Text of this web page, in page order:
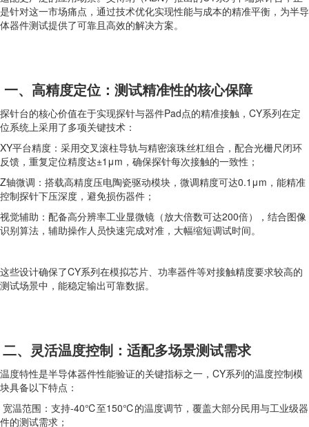
是针对这一市场痛点，通过技术优化实现性能与成本的精准平衡，为半导
体器件测试提供了可靠且高效的解决方案。
一、高精度定位：测试精准性的核心保障
探针台的核心价值在于实现探针与器件Pad点的精准接触，CY系列在定
位系统上采用了多项关键技术：
XY平台精度：采用交叉滚柱导轨与精密滚珠丝杠组合，配合光栅尺闭环
反馈，重复定位精度达±1μm，确保探针每次接触的一致性；
Z轴微调：搭载高精度压电陶瓷驱动模块，微调精度可达0.1μm，能精准
控制探针下压深度，避免损伤器件；
视觉辅助：配备高分辨率工业显微镜（放大倍数可达200倍），结合图像
识别算法，辅助操作人员快速完成对准，大幅缩短调试时间。
这些设计确保了CY系列在模拟芯片、功率器件等对接触精度要求较高的
测试场景中，能稳定输出可靠数据。
二、灵活温度控制：适配多场景测试需求
温度特性是半导体器件性能验证的关键指标之一，CY系列的温度控制模
块具备以下特点：
宽温范围：支持-40℃至150℃的温度调节，覆盖大部分民用与工业级器
件的测试需求；